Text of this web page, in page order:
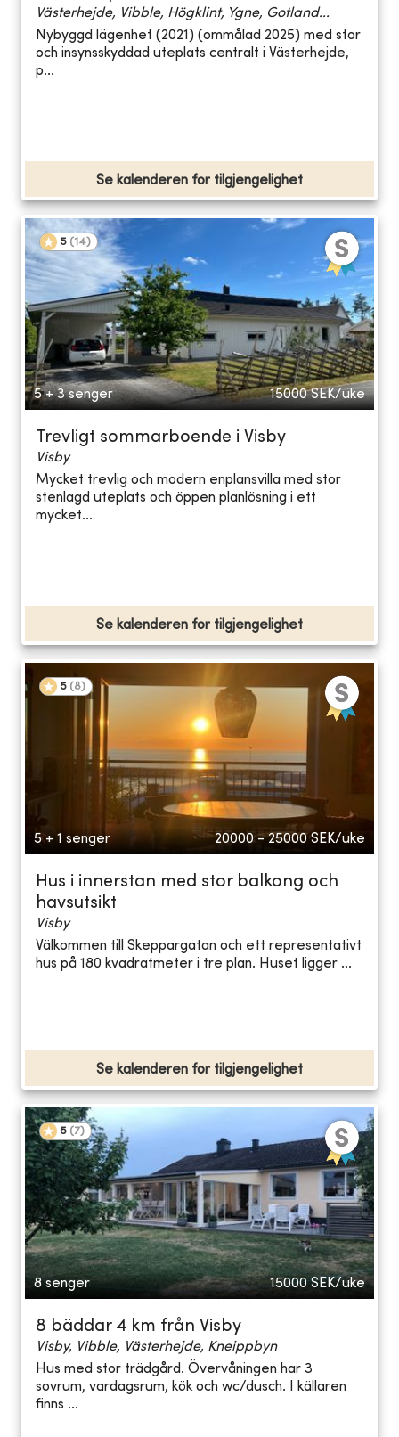
Västerhejde, Vibble, Högklint, Ygne, Gotland...
Nybyggd lägenhet (2021) (ommålad 2025) med stor
och insynsskyddad uteplats centralt i Västerhejde,
p...
Se kalenderen for tilgjengelighet
5 (14)
5 + 3 senger 15000 SEK/uke
Trevligt sommarboende i Visby
Visby
Mycket trevlig och modern enplansvilla med stor
stenlagd uteplats och öppen planlösning i ett
mycket...
Se kalenderen for tilgjengelighet
5 (8)
5 + 1 senger 20000 - 25000 SEK/uke
Hus i innerstan med stor balkong och
havsutsikt
Visby
Välkommen till Skeppargatan och ett representativt
hus på 180 kvadratmeter i tre plan. Huset ligger ...
Se kalenderen for tilgjengelighet
5 (7)
8 senger 15000 SEK/uke
8 bäddar 4 km från Visby
Visby, Vibble, Västerhejde, Kneippbyn
Hus med stor trädgård. Övervåningen har 3
sovrum, vardagsrum, kök och wc/dusch. I källaren
finns ...